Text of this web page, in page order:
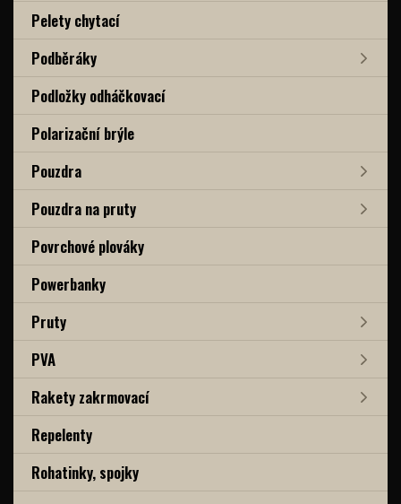
Pelety chytací
Podběráky
Podložky odháčkovací
Polarizační brýle
Pouzdra
Pouzdra na pruty
Povrchové plováky
Powerbanky
Pruty
PVA
Rakety zakrmovací
Repelenty
Rohatinky, spojky